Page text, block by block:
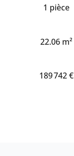
1 pièce
22.06 m²
189 742 €